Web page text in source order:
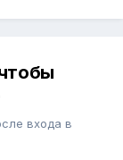
входа в